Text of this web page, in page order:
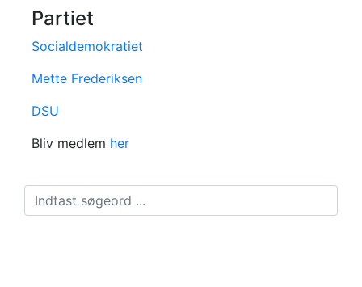
Partiet
Socialdemokratiet
Mette Frederiksen
DSU
Bliv medlem her